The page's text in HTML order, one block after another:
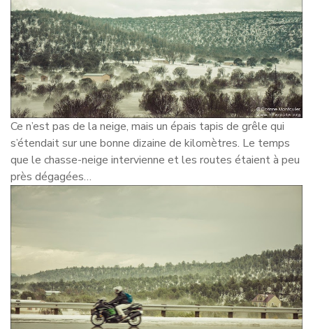
Ce n’est pas de la neige, mais un épais tapis de grêle qui
s’étendait sur une bonne dizaine de kilomètres. Le temps
que le chasse-neige intervienne et les routes étaient à peu
près dégagées…